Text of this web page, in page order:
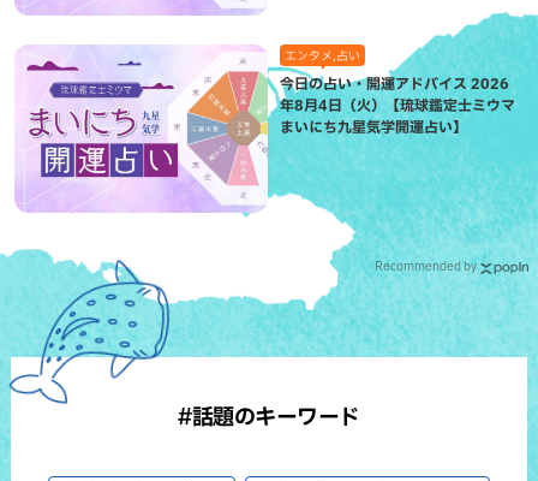
エンタメ,占い
今日の占い・開運アドバイス 2026
年8月4日（火）【琉球鑑定士ミウマ
まいにち九星気学開運占い】
Recommended by
#話題のキーワード